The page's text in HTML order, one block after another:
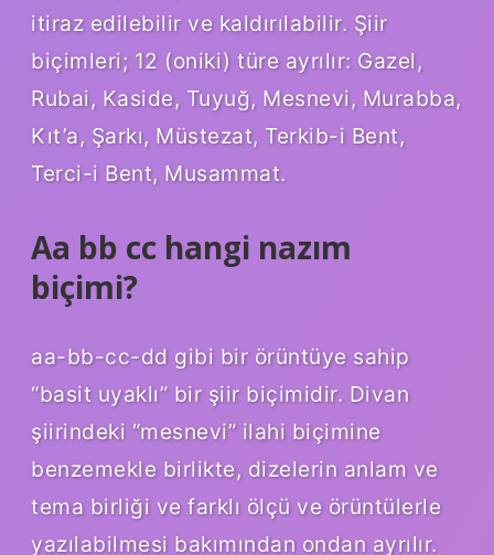
itiraz edilebilir ve kaldırılabilir. Şiir
biçimleri; 12 (oniki) türe ayrılır: Gazel,
Rubai, Kaside, Tuyuğ, Mesnevi, Murabba,
Kıt’a, Şarkı, Müstezat, Terkib-i Bent,
Terci-i Bent, Musammat.
Aa bb cc hangi nazım
biçimi?
aa-bb-cc-dd gibi bir örüntüye sahip
“basit uyaklı” bir şiir biçimidir. Divan
şiirindeki “mesnevi” ilahi biçimine
benzemekle birlikte, dizelerin anlam ve
tema birliği ve farklı ölçü ve örüntülerle
yazılabilmesi bakımından ondan ayrılır.